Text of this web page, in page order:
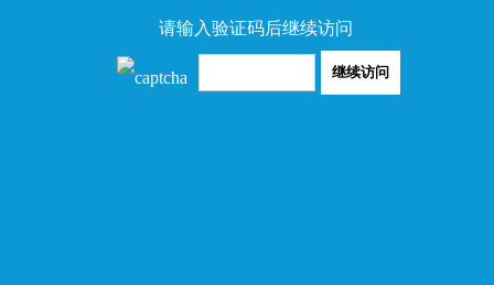
请输入验证码后继续访问
继续访问